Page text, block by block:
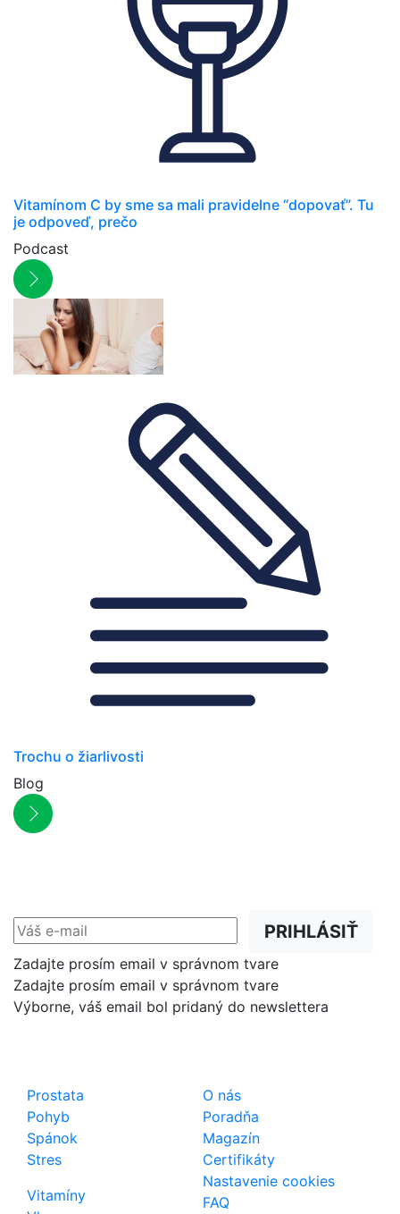
Vitamínom C by sme sa mali pravidelne “dopovať”. Tu
je odpoveď, prečo
Podcast
Trochu o žiarlivosti
Blog
PRIHLÁSIŤ
Zadajte prosím email v správnom tvare
Zadajte prosím email v správnom tvare
Výborne, váš email bol pridaný do newslettera
Prostata
Pohyb
Spánok
Stres
Vitamíny
O nás
Poradňa
Magazín
Certifikáty
Nastavenie cookies
FAQ